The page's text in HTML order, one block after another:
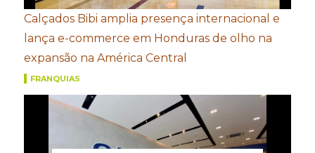
Calçados Bibi amplia presença internacional e
lança e-commerce em Honduras de olho na
expansão na América Central
FRANQUIAS